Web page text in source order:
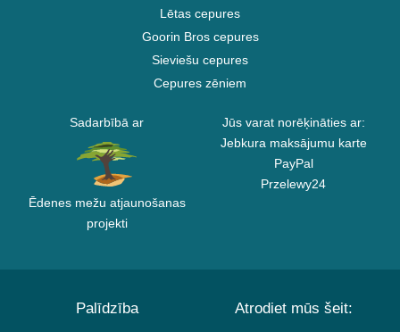
Lētas cepures
Goorin Bros cepures
Sieviešu cepures
Cepures zēniem
Sadarbībā ar
Ēdenes mežu atjaunošanas
projekti
Jūs varat norēķināties ar:
Jebkura maksājumu karte
PayPal
Przelewy24
Palīdzība Atrodiet mūs šeit: